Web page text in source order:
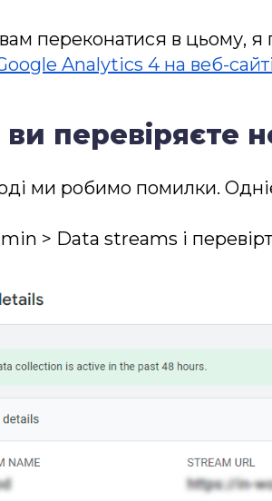
переконатися в цьому, я
Analytics 4 на веб-
перевіряєте
ми робимо помилки.
> Data streams і